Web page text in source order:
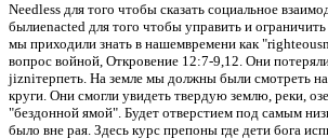
Needless для того чтобы сказать социальное
былиenacted для того чтобы управить и
мы приходили знать в нашемвремени как
вопрос войной, Откровение 12:7-9,12. Они
jizniтерпеть. На земле мы должны были смотреть
круги. Они смогли увидеть твердую землю, реки,
"бездонной ямой". Будет отверстием под самым
было вне рая. Здесь курс препоны где дети бога